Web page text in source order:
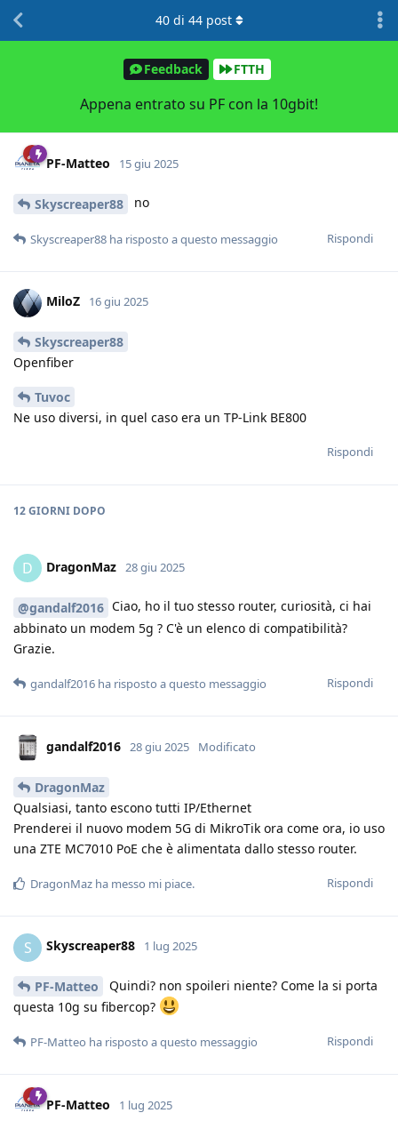
Feedback FTTH
Appena entrato su PF con la 10gbit!
40di 44post
PF-Matteo 15 giu 2025
Skyscreaper88 no
Rispondi
Skyscreaper88 ha risposto a questo messaggio
MiloZ 16 giu 2025
Skyscreaper88
Openfiber
Tuvoc
Ne uso diversi, in quel caso era un TP-Link BE800
Rispondi
12 GIORNI DOPO
D DragonMaz 28 giu 2025
@gandalf2016 Ciao, ho il tuo stesso router, curiosità, ci hai
abbinato un modem 5g ? C'è un elenco di compatibilità?
Grazie.
Rispondi
gandalf2016 ha risposto a questo messaggio
gandalf2016 28 giu 2025 Modificato
DragonMaz
Qualsiasi, tanto escono tutti IP/Ethernet
Prenderei il nuovo modem 5G di MikroTik ora come ora, io uso
una ZTE MC7010 PoE che è alimentata dallo stesso router.
Rispondi
DragonMaz ha messo mi piace.
S Skyscreaper88 1 lug 2025
PF-Matteo
Quindi? non spoileri niente? Come la si porta
questa 10g su fibercop?
Rispondi
PF-Matteo ha risposto a questo messaggio
PF-Matteo 1 lug 2025